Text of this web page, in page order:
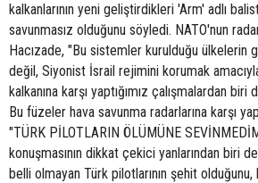
kalkanlarının yeni geliştirdikleri 'Arm' adlı
savunmasız olduğunu söyledi. NATO'nun
Hacızade, "Bu sistemler kurulduğu ülkelerin
değil, Siyonist İsrail rejimini korumak
kalkanına karşı yaptığımız çalışmalardan
Bu füzeler hava savunma radarlarına karşı
"TÜRK PİLOTLARIN ÖLÜMÜNE
konuşmasının dikkat çekici yanlarından biri
belli olmayan Türk pilotlarının şehit